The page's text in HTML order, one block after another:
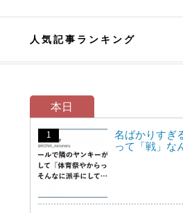
人気記事ランキング
本日
名ばかりすぎ
って「戦」な